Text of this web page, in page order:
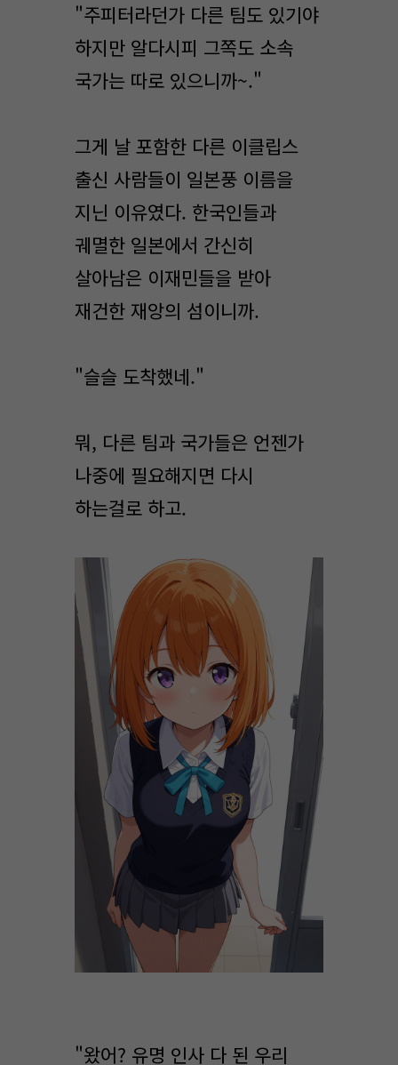
"주피터라던가 다른 팀도 있기야
하지만 알다시피 그쪽도 소속
국가는 따로 있으니까~."
그게 날 포함한 다른 이클립스
출신 사람들이 일본풍 이름을
지닌 이유였다. 한국인들과
궤멸한 일본에서 간신히
살아남은 이재민들을 받아
재건한 재앙의 섬이니까.
"슬슬 도착했네."
뭐, 다른 팀과 국가들은 언젠가
나중에 필요해지면 다시
하는걸로 하고.
"왔어? 유명 인사 다 된 우리